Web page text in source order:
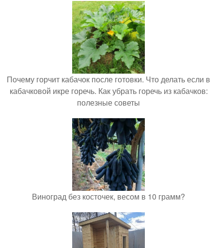
Почему горчит кабачок после готовки. Что делать если в
кабачковой икре горечь. Как убрать горечь из кабачков:
полезные советы
Виноград без косточек, весом в 10 грамм?